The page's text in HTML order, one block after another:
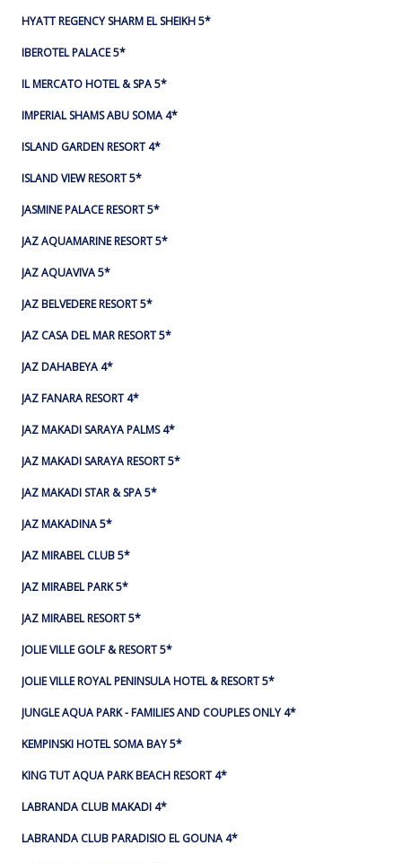
HYATT REGENCY SHARM EL SHEIKH 5*
IBEROTEL PALACE 5*
IL MERCATO HOTEL & SPA 5*
IMPERIAL SHAMS ABU SOMA 4*
ISLAND GARDEN RESORT 4*
ISLAND VIEW RESORT 5*
JASMINE PALACE RESORT 5*
JAZ AQUAMARINE RESORT 5*
JAZ AQUAVIVA 5*
JAZ BELVEDERE RESORT 5*
JAZ CASA DEL MAR RESORT 5*
JAZ DAHABEYA 4*
JAZ FANARA RESORT 4*
JAZ MAKADI SARAYA PALMS 4*
JAZ MAKADI SARAYA RESORT 5*
JAZ MAKADI STAR & SPA 5*
JAZ MAKADINA 5*
JAZ MIRABEL CLUB 5*
JAZ MIRABEL PARK 5*
JAZ MIRABEL RESORT 5*
JOLIE VILLE GOLF & RESORT 5*
JOLIE VILLE ROYAL PENINSULA HOTEL & RESORT 5*
JUNGLE AQUA PARK - FAMILIES AND COUPLES ONLY 4*
KEMPINSKI HOTEL SOMA BAY 5*
KING TUT AQUA PARK BEACH RESORT 4*
LABRANDA CLUB MAKADI 4*
LABRANDA CLUB PARADISIO EL GOUNA 4*